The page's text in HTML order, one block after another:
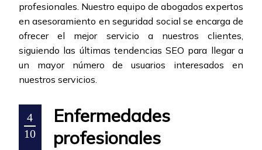
profesionales. Nuestro equipo de abogados expertos
en asesoramiento en seguridad social se encarga de
ofrecer el mejor servicio a nuestros clientes,
siguiendo las últimas tendencias SEO para llegar a
un mayor número de usuarios interesados en
nuestros servicios.
4
10
Enfermedades
profesionales